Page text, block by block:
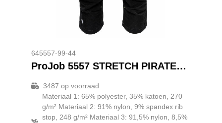
645557-99-44
ProJob 5557 STRETCH PIRATENBROEK MET KNIEZAKKEN EN SPIJKERZAKKEN
3487 op voorraad
Materiaal 1: 65% polyester, 35% katoen, 270
g/m² Materiaal 2: 91% nylon, 9% spandex rib
stop, 248 g/m² Materiaal 3: 91,5% nylon, 8,5%